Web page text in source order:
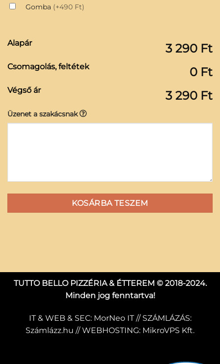
Gomba (+490 Ft)
Alapár 3 290 Ft
Csomagolás, feltétek 0 Ft
Végső ár 3 290 Ft
Üzenet a szakácsnak
KOSÁRBA TESZEM
TUTTO BELLO PIZZÉRIA & ÉTTEREM © 2018-2024.
Minden jog fenntartva!
IT & WEB & SEC: MorNeo IT// SZÁMLÁZÁS:
Számlázz.hu // WEBHOSTING: MikroVPS Kft.